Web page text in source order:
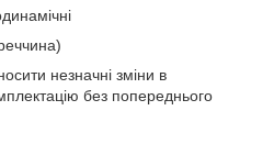
незначні зміни в
без попереднього